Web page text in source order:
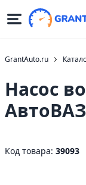
GrantAuto.ru
Насос
АвтоВАЗ
Код товара: 39093